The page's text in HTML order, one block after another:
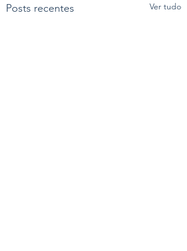
Posts recentes Ver tudo